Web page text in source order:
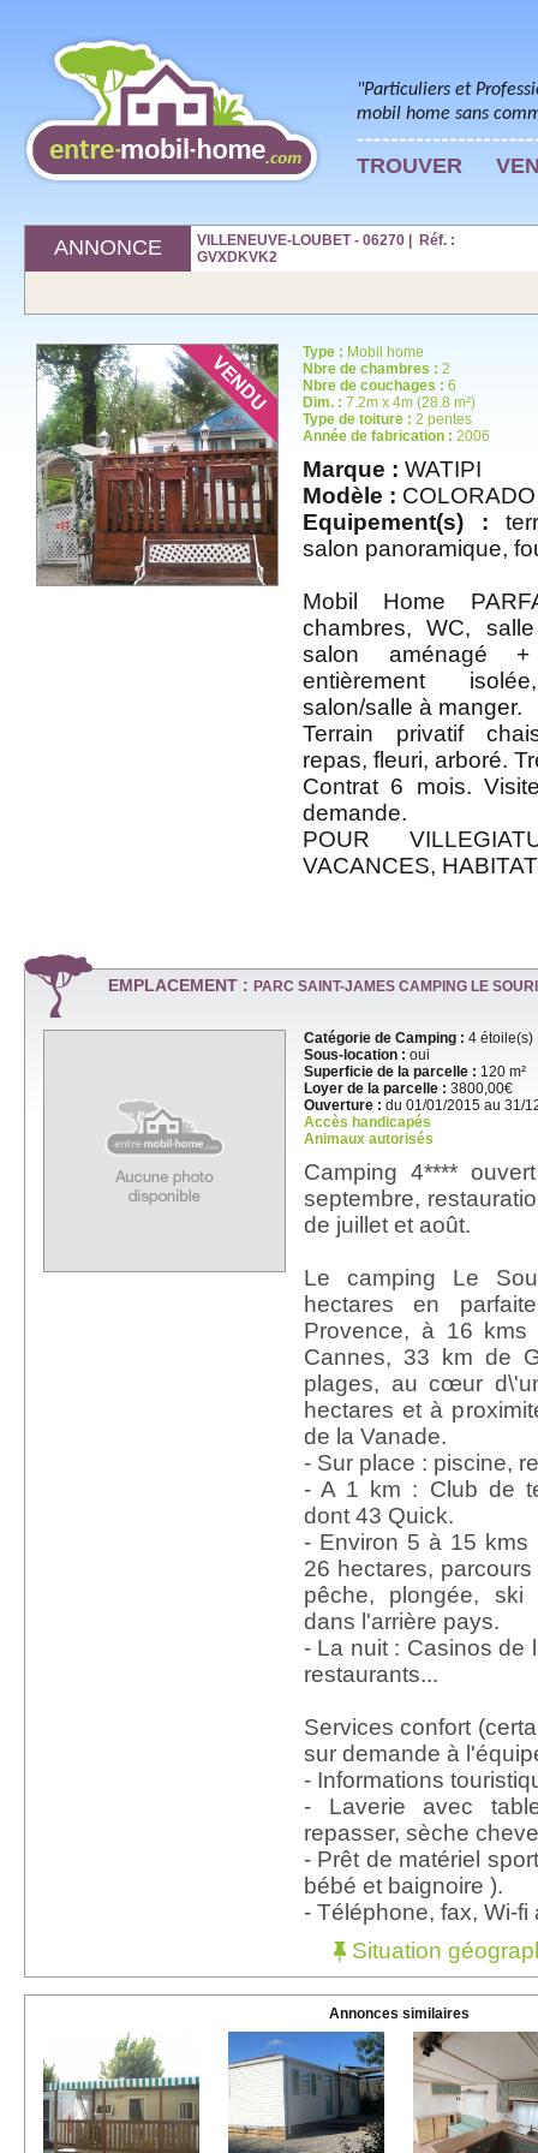
"Particuliers et
mobil home sans
TROUVER
ANNONCE
VILLENEUVE-LOUBET - 06270 | Réf. :
GVXDKVK2
Type : Mobil home
Nbre de chambres : 2
Nbre de couchages : 6
Dim. : 7.2m x 4m (28.8 m²)
Type de toiture : 2 pentes
Année de fabrication : 2006
Marque : WATIPI
Modèle :
Equipement(s) :
salon panoramique,
Mobil Home
chambres, WC,
salon aménagé +
entièrement
salon/salle à manger.
Terrain privatif
repas, fleuri, arboré.
Contrat 6 mois.
demande.
POUR
VACANCES,
EMPLACEMENT : PARC SAINT-JAMES CAMPING LE
Catégorie de Camping : 4 étoile(s)
Sous-location : oui
Superficie de la parcelle : 120 m²
Loyer de la parcelle : 3800,00€
Ouverture : du 01/01/2015 au 31/
Accès handicapés
Animaux autorisés
Camping 4****
septembre,
de juillet et août.
Le camping Le
hectares en
Provence, à 16
Cannes, 33 km de
plages, au cœur
hectares et à
de la Vanade.
- Sur place : piscine,
- A 1 km : Club de
dont 43 Quick.
- Environ 5 à 15 kms
26 hectares,
pêche, plongée, ski
dans l'arrière pays.
- La nuit : Casinos de
restaurants...
Services confort
sur demande à
- Informations
- Laverie avec
repasser, sèche
- Prêt de matériel
bébé et baignoire ).
- Téléphone, fax, Wi-fi
Situation
Annonces similaires